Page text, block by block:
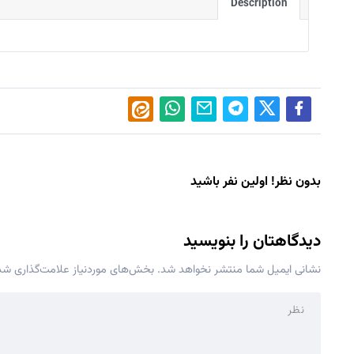
Description
بدون نظر! اولین نفر باشید
دیدگاهتان را بنویسید
نشانی ایمیل شما منتشر نخواهد شد. بخش‌های موردنیاز علامت‌گذاری